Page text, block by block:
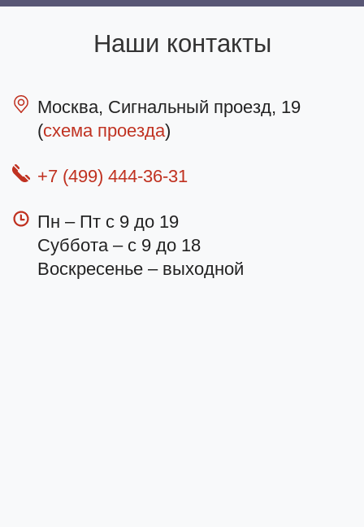
Наши контакты
Москва, Сигнальный проезд, 19
(схема проезда)
+7 (499) 444-36-31
Пн – Пт с 9 до 19
Суббота – с 9 до 18
Воскресенье – выходной